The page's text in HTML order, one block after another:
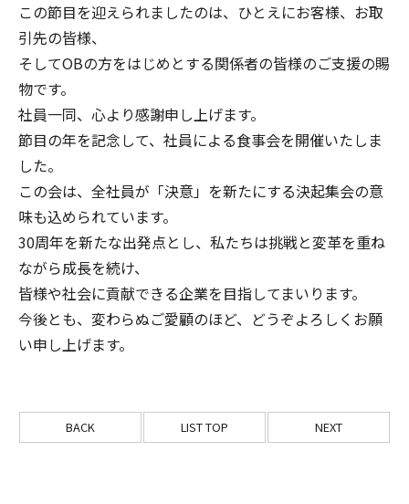
この節目を迎えられましたのは、ひとえにお客様、お取
引先の皆様、
そしてOBの方をはじめとする関係者の皆様のご支援の賜
物です。
社員一同、心より感謝申し上げます。
節目の年を記念して、社員による食事会を開催いたしま
した。
この会は、全社員が「決意」を新たにする決起集会の意
味も込められています。
30周年を新たな出発点とし、私たちは挑戦と変革を重ね
ながら成長を続け、
皆様や社会に貢献できる企業を目指してまいります。
今後とも、変わらぬご愛顧のほど、どうぞよろしくお願
い申し上げます。
BACK LIST TOP NEXT